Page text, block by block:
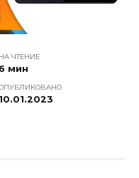
НА ЧТЕНИЕ
6 мин
10.01.2023